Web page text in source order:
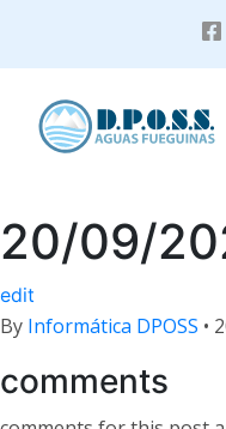
20/09/
edit
By Informática DPOSS •
comments